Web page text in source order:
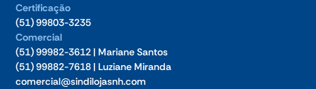
Certificação
(51) 99803-3235
Comercial
(51) 99982-3612 | Mariane Santos
(51) 99882-7618 | Luziane Miranda
comercial@sindilojasnh.com